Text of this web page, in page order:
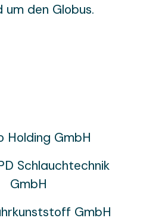
den Globus.
Holding GmbH
Schlauchtechnik
GmbH
GmbH